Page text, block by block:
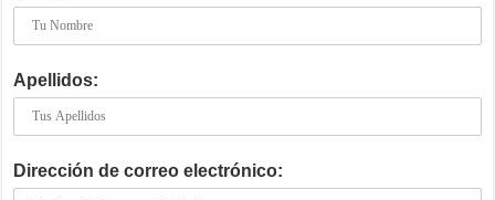
Apellidos:
Dirección de correo electrónico: